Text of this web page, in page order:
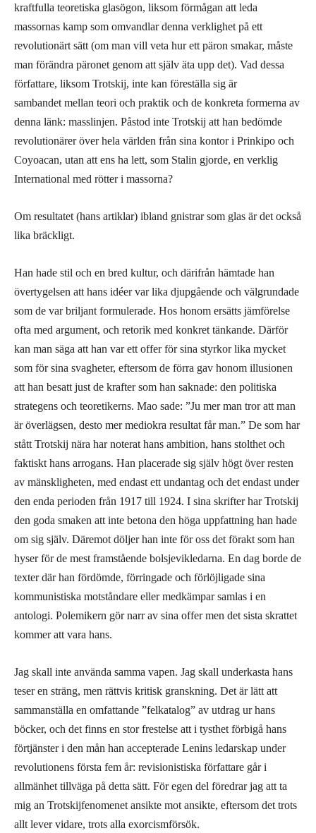
kraftfulla teoretiska glasögon, liksom förmågan att leda
massornas kamp som omvandlar denna verklighet på ett
revolutionärt sätt (om man vill veta hur ett päron smakar, måste
man förändra päronet genom att själv äta upp det). Vad dessa
författare, liksom Trotskij, inte kan föreställa sig är
sambandet mellan teori och praktik och de konkreta formerna av
denna länk: masslinjen. Påstod inte Trotskij att han bedömde
revolutionärer över hela världen från sina kontor i Prinkipo och
Coyoacan, utan att ens ha lett, som Stalin gjorde, en verklig
International med rötter i massorna?
Om resultatet (hans artiklar) ibland gnistrar som glas är det också
lika bräckligt.
Han hade stil och en bred kultur, och därifrån hämtade han
övertygelsen att hans idéer var lika djupgående och välgrundade
som de var briljant formulerade. Hos honom ersätts jämförelse
ofta med argument, och retorik med konkret tänkande. Därför
kan man säga att han var ett offer för sina styrkor lika mycket
som för sina svagheter, eftersom de förra gav honom illusionen
att han besatt just de krafter som han saknade: den politiska
strategens och teoretikerns. Mao sade: ”Ju mer man tror att man
är överlägsen, desto mer mediokra resultat får man.” De som har
stått Trotskij nära har noterat hans ambition, hans stolthet och
faktiskt hans arrogans. Han placerade sig själv högt över resten
av mänskligheten, med endast ett undantag och det endast under
den enda perioden från 1917 till 1924. I sina skrifter har Trotskij
den goda smaken att inte betona den höga uppfattning han hade
om sig själv. Däremot döljer han inte för oss det förakt som han
hyser för de mest framstående bolsjevikledarna. En dag borde de
texter där han fördömde, förringade och förlöjligade sina
kommunistiska motståndare eller medkämpar samlas i en
antologi. Polemikern gör narr av sina offer men det sista skrattet
kommer att vara hans.
Jag skall inte använda samma vapen. Jag skall underkasta hans
teser en sträng, men rättvis kritisk granskning. Det är lätt att
sammanställa en omfattande ”felkatalog” av utdrag ur hans
böcker, och det finns en stor frestelse att i tysthet förbigå hans
förtjänster i den mån han accepterade Lenins ledarskap under
revolutionens första fem år: revisionistiska författare går i
allmänhet tillväga på detta sätt. För egen del föredrar jag att ta
mig an Trotskijfenomenet ansikte mot ansikte, eftersom det trots
allt lever vidare, trots alla exorcismförsök.